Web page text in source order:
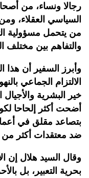
رجالا ونساء، من
السياسي العقلاء،
من يتحمل مسؤولية
والتفاهم بين مختلف
وأبرز السفير أن هذا
الالتزام الجماعي
خير البشرية والأجيال
أضحت أكثر إلحاحا
بتصاعد مقلق في
ضد معتقدات أكثر من
وقال السيد هلال إن
بحرية التعبير، بل